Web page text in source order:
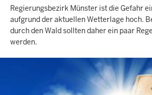
Regierungsbezirk Münster ist die Gefahr
aufgrund der aktuellen Wetterlage hoch.
durch den Wald sollten daher ein paar
werden.